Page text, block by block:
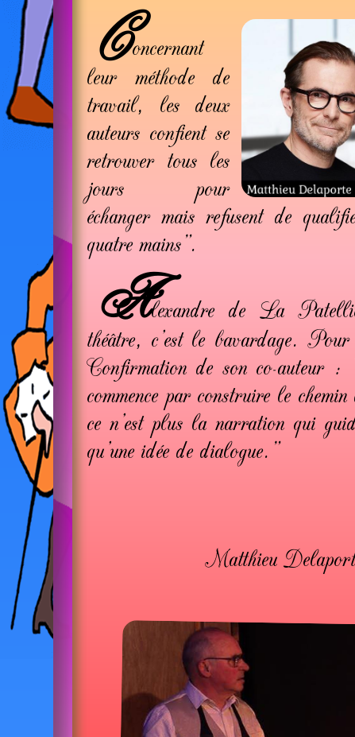
Concernant
leur méthode de
travail, les deux
auteurs confient se
retrouver tous les
jours pour
échanger mais refusent de
quatre mains".
Alexandre de La
théâtre, c'est le bavardage.
Confirmation de son co-auteur
commence par construire le
ce n'est plus la narration qui
qu'une idée de dialogue."
Matthieu